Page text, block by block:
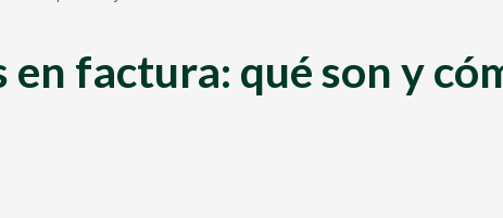
en factura: qué son y